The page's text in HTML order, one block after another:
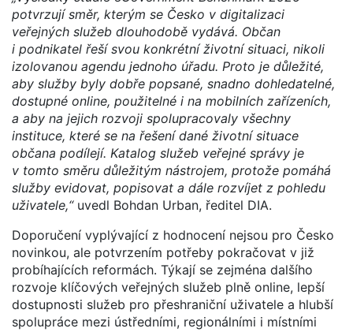
potvrzují směr, kterým se Česko v digitalizaci
veřejných služeb dlouhodobě vydává. Občan
i podnikatel řeší svou konkrétní životní situaci, nikoli
izolovanou agendu jednoho úřadu. Proto je důležité,
aby služby byly dobře popsané, snadno dohledatelné,
dostupné online, použitelné i na mobilních zařízeních,
a aby na jejich rozvoji spolupracovaly všechny
instituce, které se na řešení dané životní situace
občana podílejí. Katalog služeb veřejné správy je
v tomto směru důležitým nástrojem, protože pomáhá
služby evidovat, popisovat a dále rozvíjet z pohledu
uživatele,“uvedl Bohdan Urban, ředitel DIA.
Doporučení vyplývající z hodnocení nejsou pro Česko
novinkou, ale potvrzením potřeby pokračovat v již
probíhajících reformách. Týkají se zejména dalšího
rozvoje klíčových veřejných služeb plně online, lepší
dostupnosti služeb pro přeshraniční uživatele a hlubší
spolupráce mezi ústředními, regionálními i místními